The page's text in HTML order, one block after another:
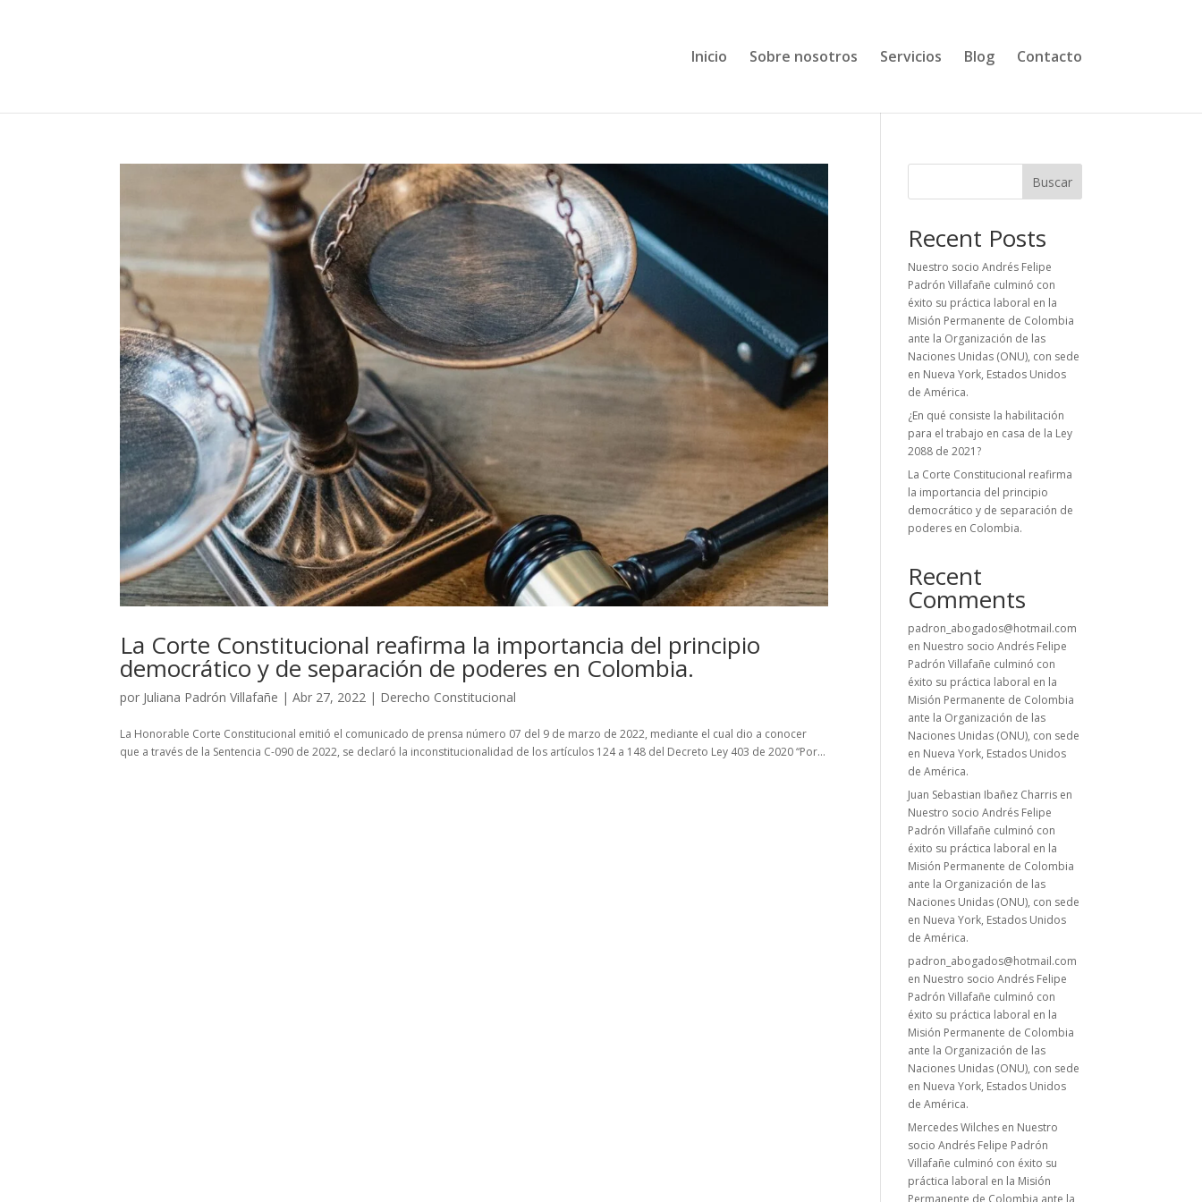
Inicio Sobre nosotros Servicios Blog Contacto
La Corte Constitucional reafirma la importancia del principio
democrático y de separación de poderes en Colombia.
por Juliana Padrón Villafañe |Abr 27, 2022 | Derecho Constitucional
La Honorable Corte Constitucional emitió el comunicado de prensa número 07 del 9 de marzo de 2022, mediante el cual dio a conocer
que a través de la Sentencia C-090 de 2022, se declaró la inconstitucionalidad de los artículos 124 a 148 del Decreto Ley 403 de 2020 “Por...
Buscar
Recent Posts
Nuestro socio Andrés Felipe
Padrón Villafañe culminó con
éxito su práctica laboral en la
Misión Permanente de Colombia
ante la Organización de las
Naciones Unidas (ONU), con sede
en Nueva York, Estados Unidos
de América.
¿En qué consiste la habilitación
para el trabajo en casa de la Ley
2088 de 2021?
La Corte Constitucional reafirma
la importancia del principio
democrático y de separación de
poderes en Colombia.
Recent
Comments
padron_abogados@hotmail.com
en Nuestro socio Andrés Felipe
Padrón Villafañe culminó con
éxito su práctica laboral en la
Misión Permanente de Colombia
ante la Organización de las
Naciones Unidas (ONU), con sede
en Nueva York, Estados Unidos
de América.
Juan Sebastian Ibañez Charris en
Nuestro socio Andrés Felipe
Padrón Villafañe culminó con
éxito su práctica laboral en la
Misión Permanente de Colombia
ante la Organización de las
Naciones Unidas (ONU), con sede
en Nueva York, Estados Unidos
de América.
padron_abogados@hotmail.com
en Nuestro socio Andrés Felipe
Padrón Villafañe culminó con
éxito su práctica laboral en la
Misión Permanente de Colombia
ante la Organización de las
Naciones Unidas (ONU), con sede
en Nueva York, Estados Unidos
de América.
Mercedes Wilches en Nuestro
socio Andrés Felipe Padrón
Villafañe culminó con éxito su
práctica laboral en la Misión
Permanente de Colombia ante la